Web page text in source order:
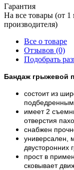
Гарантия
На все товары (от 1
производителя)
Все о товаре
Отзывов (0)
Подобрать
Бандаж грыжевой
состоит из
имеет 2
отверстия
снабжен
универсален,
двусторонних
прост в
сковывает